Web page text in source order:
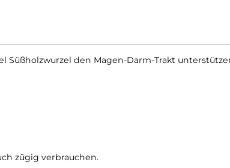
Süßholzwurzel den Magen-Darm-Trakt
zügig verbrauchen.